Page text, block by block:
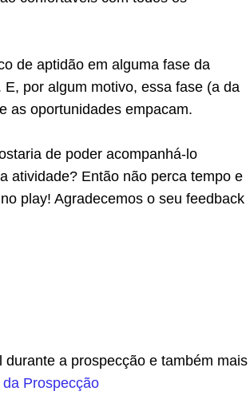
de aptidão em alguma fase da
por algum motivo, essa fase (a da
as oportunidades empacam.
de poder acompanhá-lo
atividade? Então não perca tempo e
play! Agradecemos o seu feedback
a prospecção e também mais
da Prospecção